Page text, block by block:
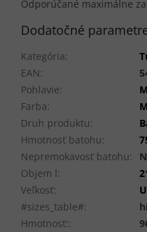
Odporúčané maximálne
Dodatočné
Kategória:
EAN:
Pohlavie:
Farba:
Druh produktu:
Hmotnosť batohu:
Nepremokavosť batohu:
Objem l:
Veľkosť:
#sizes_table#:
Hmotnosť::